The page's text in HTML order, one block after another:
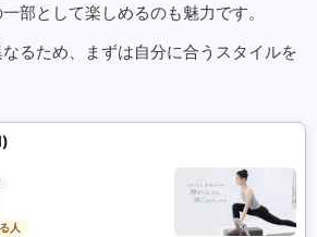
部として楽しめるのも魅力です。
るため、まずは自分に合うスタイルを
人